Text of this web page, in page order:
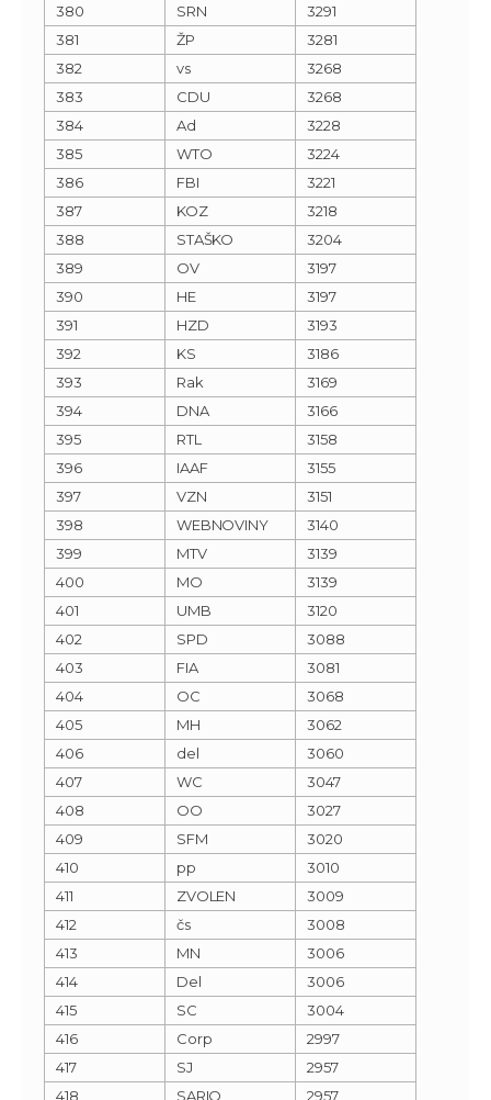
380
SRN
3291
381
ŽP
3281
382
vs
3268
383
CDU
3268
384
Ad
3228
385
WTO
3224
386
FBI
3221
387
KOZ
3218
388
STAŠKO
3204
389
OV
3197
390
HE
3197
391
HZD
3193
392
KS
3186
393
Rak
3169
394
DNA
3166
395
RTL
3158
396
IAAF
3155
397
VZN
3151
398
WEBNOVINY
3140
399
MTV
3139
400
MO
3139
401
UMB
3120
402
SPD
3088
403
FIA
3081
404
OC
3068
405
MH
3062
406
del
3060
407
WC
3047
408
OO
3027
409
SFM
3020
410
pp
3010
411
ZVOLEN
3009
412
čs
3008
413
MN
3006
414
Del
3006
415
SC
3004
416
Corp
2997
417
SJ
2957
418
SARIO 2957